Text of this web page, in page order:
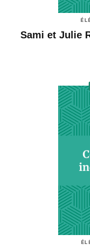
Sami et Julie